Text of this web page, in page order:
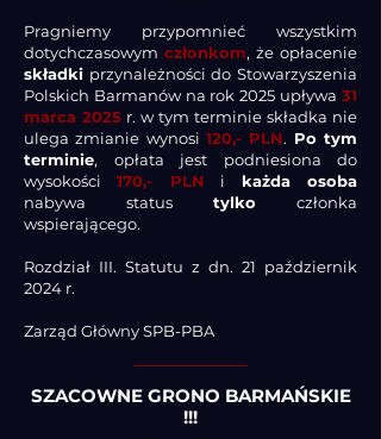
Pragniemy przypomnieć wszystkim
dotychczasowym członkom, że opłacenie
składki przynależności do Stowarzyszenia
Polskich Barmanów na rok 2025 upływa 31
marca 2025 r. w tym terminie składka nie
ulega zmianie wynosi 120,- PLN. Po tym
terminie, opłata jest podniesiona do
wysokości170,- PLN i każda osoba
nabywa status tylko członka
wspierającego.
Rozdział III. Statutu z dn. 21 październik
2024 r.
Zarząd Główny SPB-PBA
SZACOWNE GRONO BARMAŃSKIE
!!!